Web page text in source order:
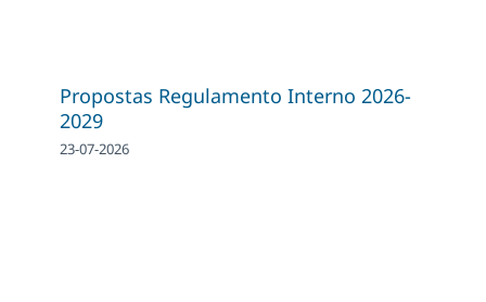
Propostas Regulamento Interno 2026-
2029
23-07-2026